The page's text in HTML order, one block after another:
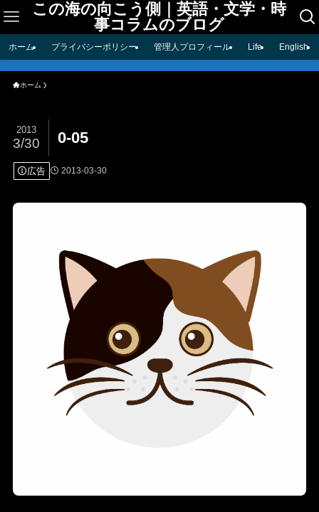
この海の向こう側｜英語・文学・時
事コラムのブログ
ホーム プライバシーポリシー 管理人プロフィール Life English
ホーム
0-05
2013
3/30
広告 2013-03-30